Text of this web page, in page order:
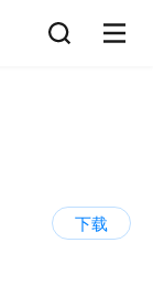
下载